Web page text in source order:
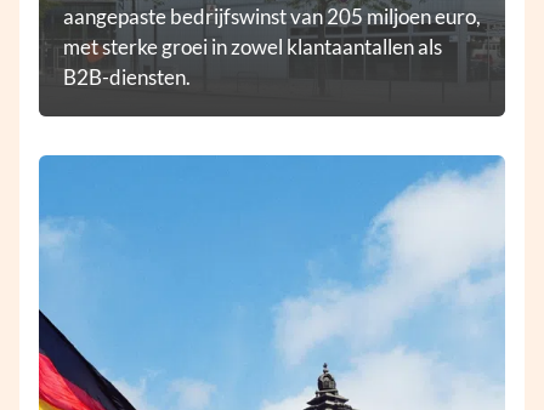
aangepaste bedrijfswinst van 205 miljoen euro,
met sterke groei in zowel klantaantallen als
B2B-diensten.